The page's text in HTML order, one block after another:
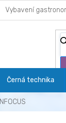
Vybavení
Černá technika
INFOCUS